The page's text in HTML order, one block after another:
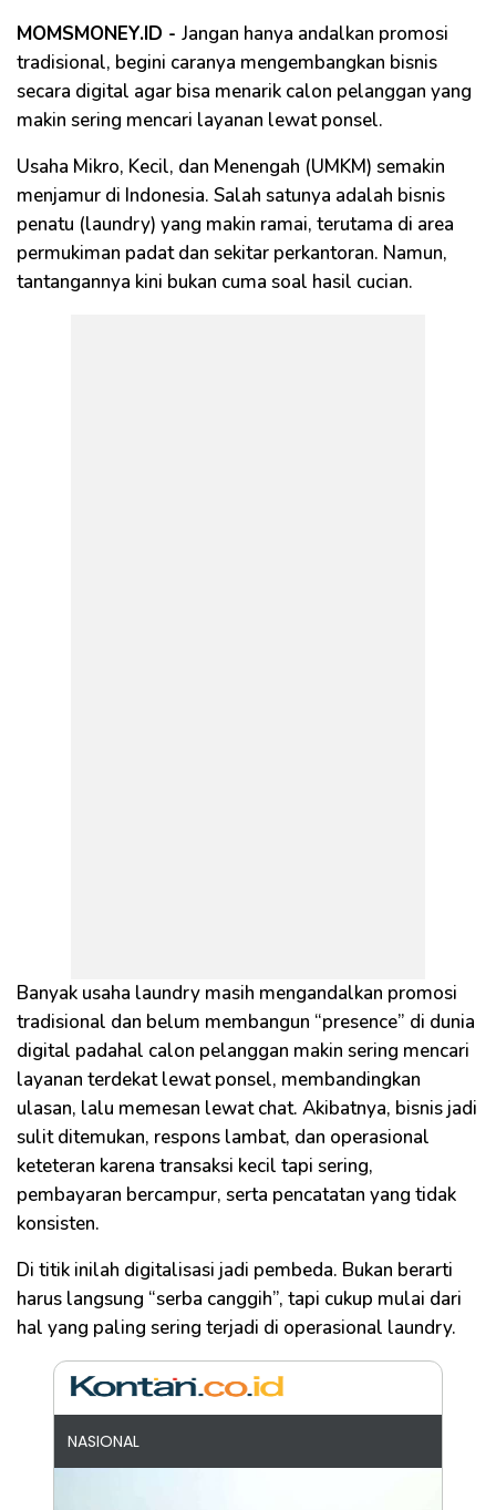
MOMSMONEY.ID - Jangan hanya andalkan promosi
tradisional, begini caranya mengembangkan bisnis
secara digital agar bisa menarik calon pelanggan yang
makin sering mencari layanan lewat ponsel.
Usaha Mikro, Kecil, dan Menengah (UMKM) semakin
menjamur di Indonesia. Salah satunya adalah bisnis
penatu (laundry) yang makin ramai, terutama di area
permukiman padat dan sekitar perkantoran. Namun,
tantangannya kini bukan cuma soal hasil cucian.
Banyak usaha laundry masih mengandalkan promosi
tradisional dan belum membangun “presence” di dunia
digital padahal calon pelanggan makin sering mencari
layanan terdekat lewat ponsel, membandingkan
ulasan, lalu memesan lewat chat. Akibatnya, bisnis jadi
sulit ditemukan, respons lambat, dan operasional
keteteran karena transaksi kecil tapi sering,
pembayaran bercampur, serta pencatatan yang tidak
konsisten.
Di titik inilah digitalisasi jadi pembeda. Bukan berarti
harus langsung “serba canggih”, tapi cukup mulai dari
hal yang paling sering terjadi di operasional laundry.
NASIONAL